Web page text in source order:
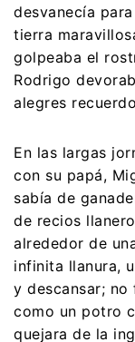
desvanecía
tierra
golpeaba el
Rodrigo
alegres
En las largas
con su papá,
sabía de
de recios
alrededor de
infinita llanura,
y descansar;
como un potro
quejara de la